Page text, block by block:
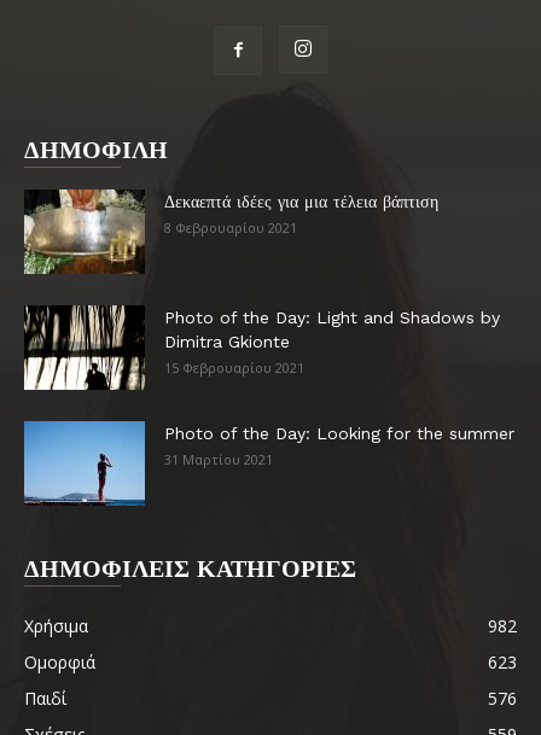
ΔΗΜΟΦΙΛΗ
Δεκαεπτά ιδέες για μια τέλεια βάπτιση
8 Φεβρουαρίου 2021
Photo of the Day: Light and Shadows by
Dimitra Gkionte
15 Φεβρουαρίου 2021
Photo of the Day: Looking for the summer
31 Μαρτίου 2021
ΔΗΜΟΦΙΛΕΙΣ ΚΑΤΗΓΟΡΙΕΣ
Χρήσιμα
982
Ομορφιά
623
Παιδί
576